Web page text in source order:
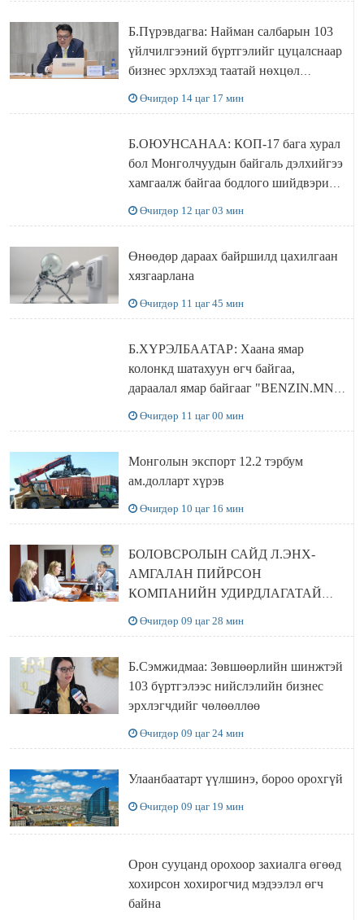
Б.Пүрэвдагва: Найман салбарын 103
үйлчилгээний бүртгэлийг цуцалснаар
бизнес эрхлэхэд таатай нөхцөл
Өчигдөр 14 цаг 17 мин
Б.ОЮУНСАНАА: КОП-17 бага хурал
бол Монголчуудын байгаль дэлхийгээ
хамгаалж байгаа бодлого шийдвэрийг
Өчигдөр 12 цаг 03 мин
Өнөөдөр дараах байршилд цахилгаан
хязгаарлана
Өчигдөр 11 цаг 45 мин
Б.ХҮРЭЛБААТАР: Хаана ямар
колонкд шатахуун өгч байгаа,
дараалал ямар байгааг "BENZIN.MN”
Өчигдөр 11 цаг 00 мин
Монголын экспорт 12.2 тэрбум
ам.долларт хүрэв
Өчигдөр 10 цаг 16 мин
БОЛОВСРОЛЫН САЙД Л.ЭНХ-
АМГАЛАН ПИЙРСОН
КОМПАНИЙН УДИРДЛАГАТАЙ
Өчигдөр 09 цаг 28 мин
Б.Сэмжидмаа: Зөвшөөрлийн шинжтэй
103 бүртгэлээс нийслэлийн бизнес
эрхлэгчдийг чөлөөллөө
Өчигдөр 09 цаг 24 мин
Улаанбаатарт үүлшинэ, бороо орохгүй
Өчигдөр 09 цаг 19 мин
Орон сууцанд орохоор захиалга өгөөд
хохирсон хохирогчид мэдээлэл өгч
байна